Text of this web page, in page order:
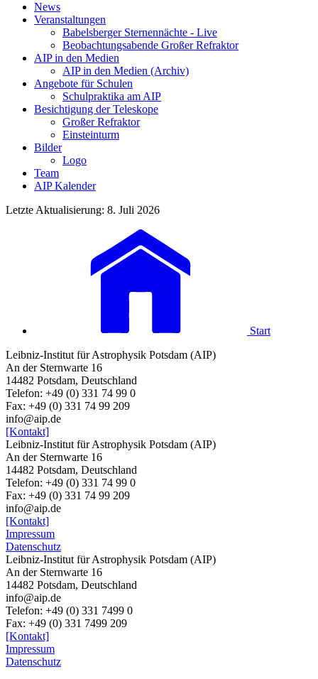
News
Veranstaltungen
Babelsberger Sternennächte - Live
Beobachtungsabende Großer Refraktor
AIP in den Medien
AIP in den Medien (Archiv)
Angebote für Schulen
Schulpraktika am AIP
Besichtigung der Teleskope
Großer Refraktor
Einsteinturm
Bilder
Logo
Team
AIP Kalender
Letzte Aktualisierung: 8. Juli 2026
Start
Leibniz-Institut für Astrophysik Potsdam (AIP)
An der Sternwarte 16
14482 Potsdam, Deutschland
Telefon: +49 (0) 331 74 99 0
Fax: +49 (0) 331 74 99 209
info@aip.de
[Kontakt]
Leibniz-Institut für Astrophysik Potsdam (AIP)
An der Sternwarte 16
14482 Potsdam, Deutschland
Telefon: +49 (0) 331 74 99 0
Fax: +49 (0) 331 74 99 209
info@aip.de
[Kontakt]
Impressum
Datenschutz
Leibniz-Institut für Astrophysik Potsdam (AIP)
An der Sternwarte 16
14482 Potsdam, Deutschland
info@aip.de
Telefon: +49 (0) 331 7499 0
Fax: +49 (0) 331 7499 209
[Kontakt]
Impressum
Datenschutz